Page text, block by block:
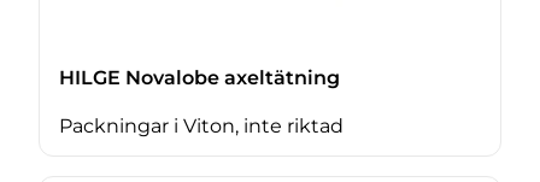
HILGE Novalobe axeltätning
Packningar i Viton, inte riktad